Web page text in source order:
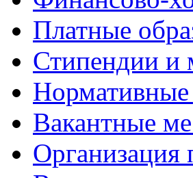
Платные
Стипендии и
Вакантные
Организация